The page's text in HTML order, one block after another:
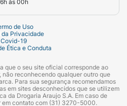
às 00h
de Uso
da Privacidade
Covid-19
Ética e Conduta
que o seu site oficial corresponde ao
reconhecendo qualquer outro que
Para sua segurança recomendamos
em sites desconhecidos que se utilizem
da Drogaria Araujo S.A. Em caso de
em contato com (31) 3270-5000.